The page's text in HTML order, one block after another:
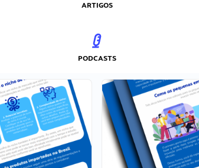
ARTIGOS
PODCASTS